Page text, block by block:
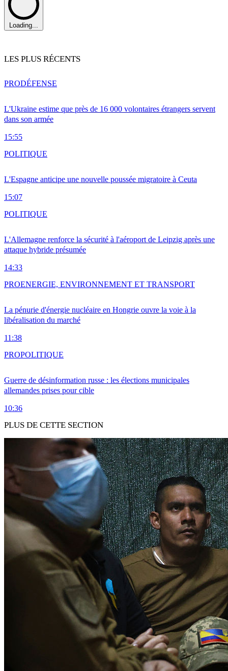
Loading...
LES PLUS RÉCENTS
L'Ukraine estime que près de 16 000 volontaires étrangers servent
dans son armée
15:55
PRODÉFENSE
L'Espagne anticipe une nouvelle poussée migratoire à Ceuta
15:07
POLITIQUE
L'Allemagne renforce la sécurité à l'aéroport de Leipzig après une
attaque hybride présumée
14:33
POLITIQUE
La pénurie d'énergie nucléaire en Hongrie ouvre la voie à la
libéralisation du marché
11:38
PROENERGIE, ENVIRONNEMENT ET TRANSPORT
Guerre de désinformation russe : les élections municipales
allemandes prises pour cible
10:36
PROPOLITIQUE
PLUS DE CETTE SECTION